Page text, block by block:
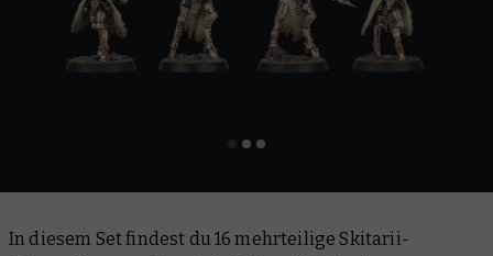
In diesem Set findest du 16 mehrteilige Skitarii-